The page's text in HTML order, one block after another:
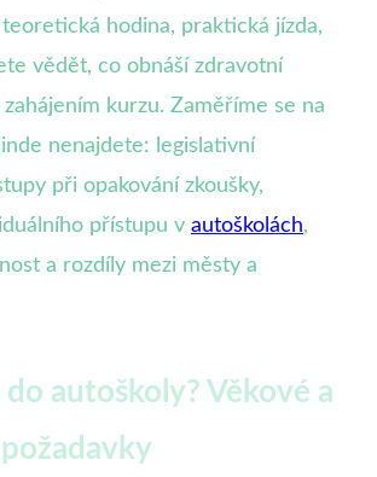
hodina, praktická jízda,
vědět, co obnáší zdravotní
kurzu. Zaměříme se na
nenajdete: legislativní
při opakování zkoušky,
přístupu v autoškolách,
a rozdíly mezi městy a
do autoškoly? Věkové a